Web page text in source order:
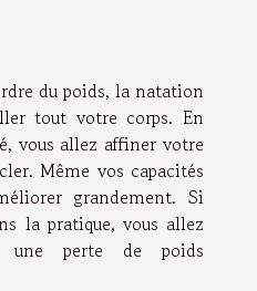
du poids, la natation
tout votre corps. En
vous allez affiner votre
Même vos capacités
grandement. Si
la pratique, vous allez
une perte de poids